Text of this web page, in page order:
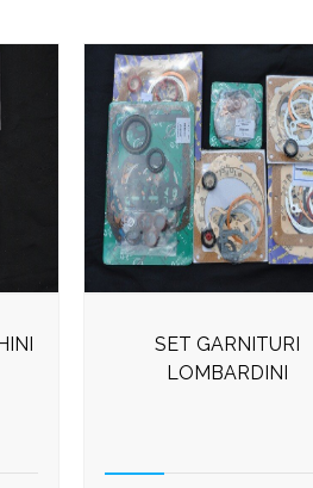
SET GARNITURI
LOMBARDINI